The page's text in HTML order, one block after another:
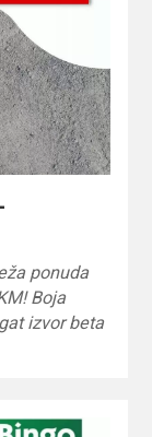
ponuda
Boja
izvor beta